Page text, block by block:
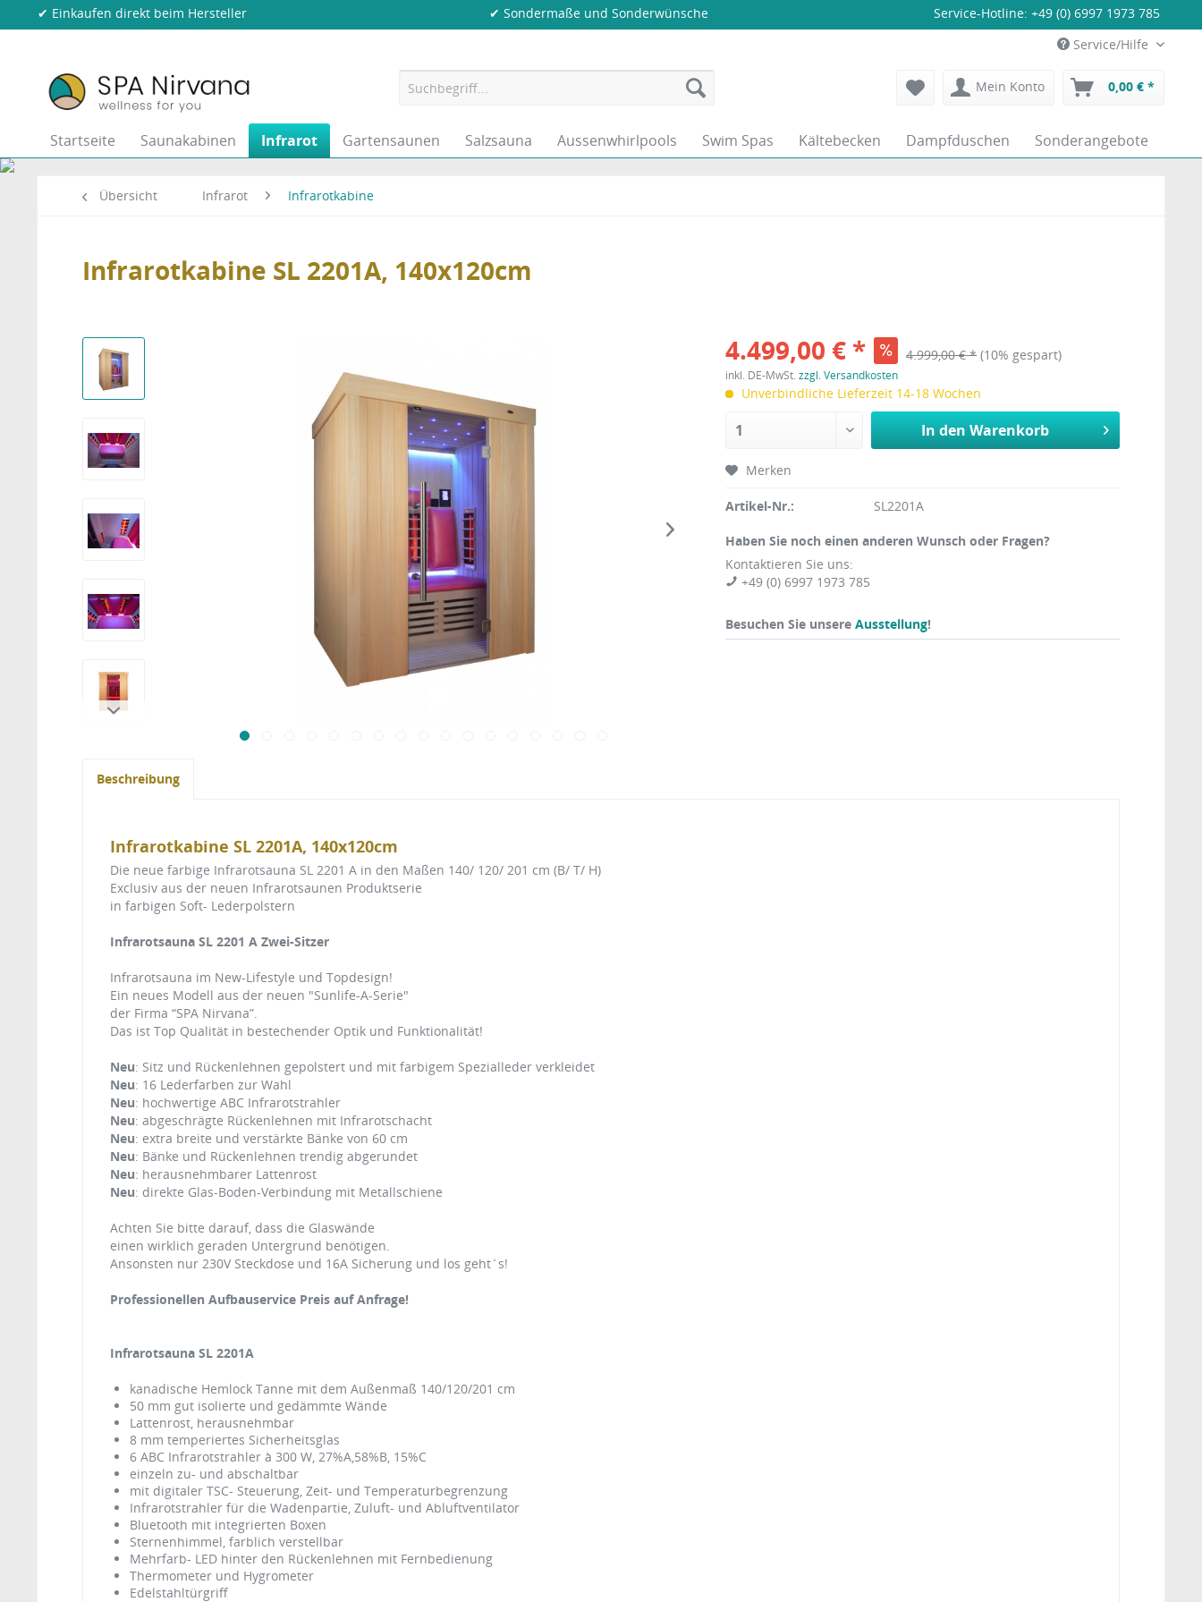
✔ Einkaufen direkt beim Hersteller ✔ Sondermaße und Sonderwünsche Service-Hotline:+49 (0) 6997 1973 785
Service/Hilfe
Mein Konto 0,00 € *
Startseite Saunakabinen Infrarot Gartensaunen Salzsauna Aussenwhirlpools Swim Spas Kältebecken Dampfduschen Sonderangebote
Übersicht Infrarot Infrarotkabine
Infrarotkabine SL 2201A, 140x120cm
4.499,00 € * 4.999,00 € * (10% gespart)
inkl. DE-MwSt.zzgl. Versandkosten
Unverbindliche Lieferzeit 14-18 Wochen
In den Warenkorb
Merken
Artikel-Nr.: SL2201A
Haben Sie noch einen anderen Wunsch oder Fragen?
Kontaktieren Sie uns:
+49 (0) 6997 1973 785
Besuchen Sie unsereAusstellung!
Beschreibung
Infrarotkabine SL 2201A, 140x120cm
Die neue farbige Infrarotsauna SL 2201 A in den Maßen 140/ 120/ 201 cm (B/ T/ H)
Exclusiv aus der neuen Infrarotsaunen Produktserie
in farbigen Soft- Lederpolstern
Infrarotsauna SL 2201 A Zwei-Sitzer
Infrarotsauna im New-Lifestyle und Topdesign!
Ein neues Modell aus der neuen "Sunlife-A-Serie"
der Firma “SPA Nirvana”.
Das ist Top Qualität in bestechender Optik und Funktionalität!
Neu: Sitz und Rückenlehnen gepolstert und mit farbigem Spezialleder verkleidet
Neu: 16 Lederfarben zur Wahl
Neu: hochwertige ABC Infrarotstrahler
Neu: abgeschrägte Rückenlehnen mit Infrarotschacht
Neu: extra breite und verstärkte Bänke von 60 cm
Neu: Bänke und Rückenlehnen trendig abgerundet
Neu: herausnehmbarer Lattenrost
Neu: direkte Glas-Boden-Verbindung mit Metallschiene
Achten Sie bitte darauf, dass die Glaswände
einen wirklich geraden Untergrund benötigen.
Ansonsten nur 230V Steckdose und 16A Sicherung und los geht´s!
Professionellen Aufbauservice Preis auf Anfrage!
Infrarotsauna SL 2201A
kanadische Hemlock Tanne mit dem Außenmaß 140/120/201 cm
50 mm gut isolierte und gedämmte Wände
Lattenrost, herausnehmbar
8 mm temperiertes Sicherheitsglas
6 ABC Infrarotstrahler à 300 W, 27%A,58%B, 15%C
einzeln zu- und abschaltbar
mit digitaler TSC- Steuerung, Zeit- und Temperaturbegrenzung
Infrarotstrahler für die Wadenpartie, Zuluft- und Abluftventilator
Bluetooth mit integrierten Boxen
Sternenhimmel, farblich verstellbar
Mehrfarb- LED hinter den Rückenlehnen mit Fernbedienung
Thermometer und Hygrometer
Edelstahltürgriff